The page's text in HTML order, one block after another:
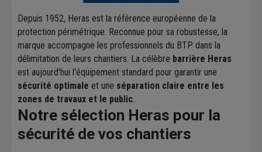
Depuis 1952, Heras est la référence européenne de la
protection périmétrique. Reconnue pour sa robustesse, la
marque accompagne les professionnels du BTP dans la
délimitation de leurs chantiers. La célèbre barrière Heras
est aujourd'hui l'équipement standard pour garantir une
sécurité optimale et une séparation claire entre les
zones de travaux et le public
Notre sélection Heras pour la
sécurité de vos chantiers